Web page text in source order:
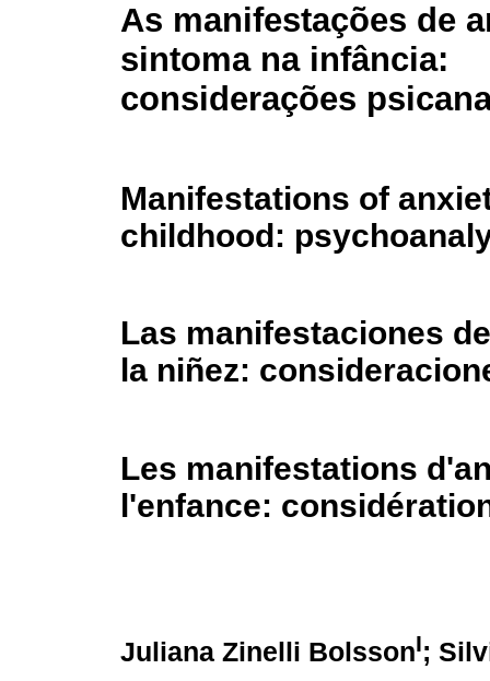
As manifestações de
sintoma na infância:
considerações
Manifestations of
childhood:
Las manifestaciones
la niñez:
Les manifestations
l'enfance:
Juliana Zinelli BolssonI;